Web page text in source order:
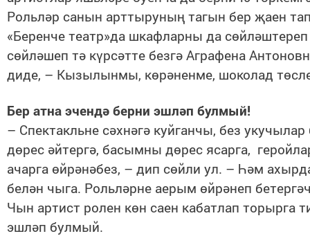
Рольләр санын арттыруның тагын бер җаен
«Беренче театр»да шкафларны да
сөйләшеп тә күрсәтте безгә Аграфена
диде, – Кызылынмы, көрәненме, шоколад
Бер атна эчендә берни эшләп булмый!
– Спектакльне сәхнәгә куйганчы, без
дөрес әйтергә, басымны дөрес ясарга,
ачарга өйрәнәбез, – дип сөйли ул. – Һәм
белән чыга. Рольләрне аерым өйрәнеп
Чын артист ролен көн саен кабатлап торырга
эшләп булмый.